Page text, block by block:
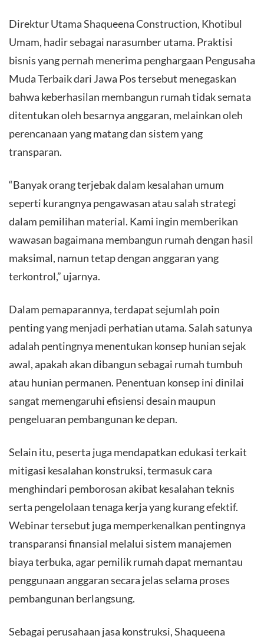
​Direktur Utama Shaqueena Construction, Khotibul
Umam, hadir sebagai narasumber utama. Praktisi
bisnis yang pernah menerima penghargaan Pengusaha
Muda Terbaik dari Jawa Pos tersebut menegaskan
bahwa keberhasilan membangun rumah tidak semata
ditentukan oleh besarnya anggaran, melainkan oleh
perencanaan yang matang dan sistem yang
transparan.
​“Banyak orang terjebak dalam kesalahan umum
seperti kurangnya pengawasan atau salah strategi
dalam pemilihan material. Kami ingin memberikan
wawasan bagaimana membangun rumah dengan hasil
maksimal, namun tetap dengan anggaran yang
terkontrol,” ujarnya.
​Dalam pemaparannya, terdapat sejumlah poin
penting yang menjadi perhatian utama. Salah satunya
adalah pentingnya menentukan konsep hunian sejak
awal, apakah akan dibangun sebagai rumah tumbuh
atau hunian permanen. Penentuan konsep ini dinilai
sangat memengaruhi efisiensi desain maupun
pengeluaran pembangunan ke depan.
​Selain itu, peserta juga mendapatkan edukasi terkait
mitigasi kesalahan konstruksi, termasuk cara
menghindari pemborosan akibat kesalahan teknis
serta pengelolaan tenaga kerja yang kurang efektif.
Webinar tersebut juga memperkenalkan pentingnya
transparansi finansial melalui sistem manajemen
biaya terbuka, agar pemilik rumah dapat memantau
penggunaan anggaran secara jelas selama proses
pembangunan berlangsung.
​Sebagai perusahaan jasa konstruksi, Shaqueena